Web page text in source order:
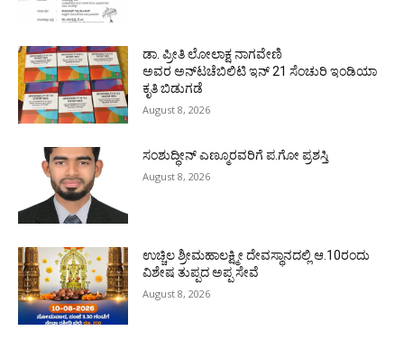
ಡಾ. ಪ್ರೀತಿ ಲೋಲಾಕ್ಷ ನಾಗವೇಣಿ
ಅವರ ಅನ್‌ಟಚೆಬಿಲಿಟಿ ಇನ್ 21 ಸೆಂಚುರಿ ಇಂಡಿಯಾ
ಕೃತಿ ಬಿಡುಗಡೆ
August 8, 2026
ಸಂಶುದ್ಧೀನ್ ಎಣ್ಮೂರವರಿಗೆ ಪ.ಗೋ ಪ್ರಶಸ್ತಿ
August 8, 2026
ಉಚ್ಚಿಲ ಶ್ರೀಮಹಾಲಕ್ಷ್ಮೀ ದೇವಸ್ಥಾನದಲ್ಲಿ ಆ.10ರಂದು
ವಿಶೇಷ ತುಪ್ಪದ ಅಪ್ಪ ಸೇವೆ
August 8, 2026